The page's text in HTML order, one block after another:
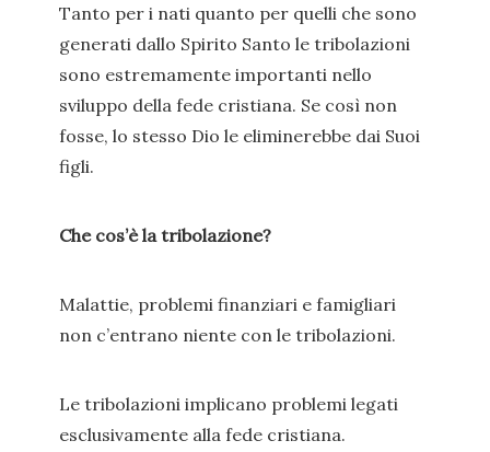
Tanto per i nati quanto per quelli che sono
generati dallo Spirito Santo le tribolazioni
sono estremamente importanti nello
sviluppo della fede cristiana. Se così non
fosse, lo stesso Dio le eliminerebbe dai Suoi
figli.
Che cos’è la tribolazione?
Malattie, problemi finanziari e famigliari
non c’entrano niente con le tribolazioni.
Le tribolazioni implicano problemi legati
esclusivamente alla fede cristiana.